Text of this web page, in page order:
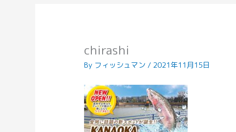
chirashi
By フィッシュマン/ 2021年11月15日